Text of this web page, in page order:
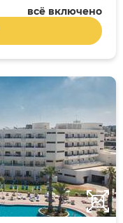
всё включено